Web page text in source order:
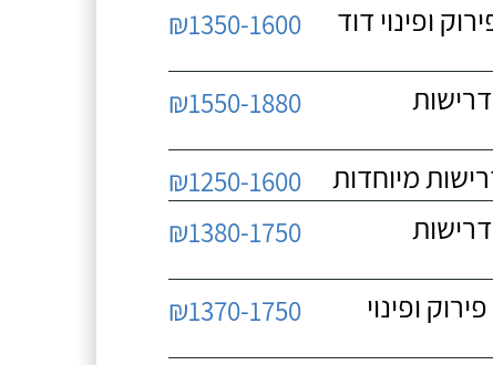
פירוק ופינוי דוד
₪1350-1600
דרישות
₪1550-1880
₪1250-1600
דרישות
₪1380-1750
פירוק ופינוי
₪1370-1750